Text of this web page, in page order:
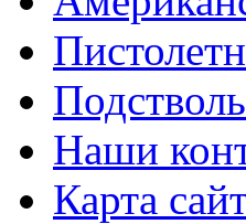
Наши
Карта